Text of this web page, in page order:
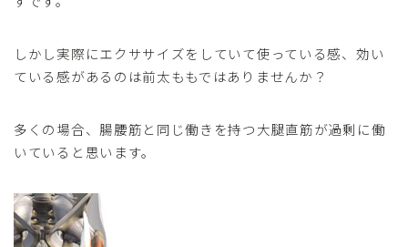
しかし実際にエクササイズをしていて使っている感、効い
ている感があるのは前太ももではありませんか？
多くの場合、腸腰筋と同じ働きを持つ大腿直筋が過剰に働
いていると思います。